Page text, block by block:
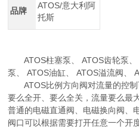
品牌
ATOS/意大利阿
托斯
ATOS柱塞泵、 ATOS齿轮泵、
泵、 ATOS油缸、 ATOS溢流阀、
ATOS比例方向阀对流量的控制
要么全开、要么全关，流量要么最
普通的电磁直通阀、电磁换向阀、
阀口可以根据需要打开任意一个开